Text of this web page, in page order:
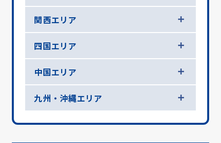
関西エリア
四国エリア
中国エリア
九州・沖縄エリア